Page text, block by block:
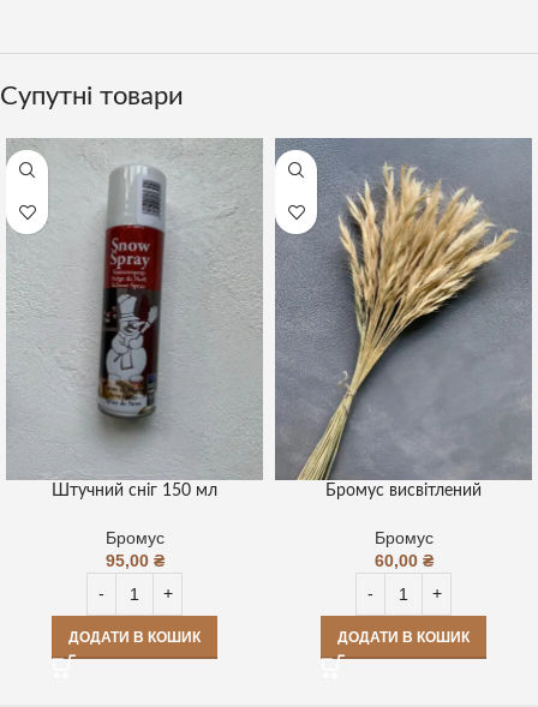
Супутні товари
Штучний сніг 150 мл
Бромус
95,00 ₴
ДОДАТИ В КОШИК
Бромус висвітлений
Бромус
60,00 ₴
ДОДАТИ В КОШИК